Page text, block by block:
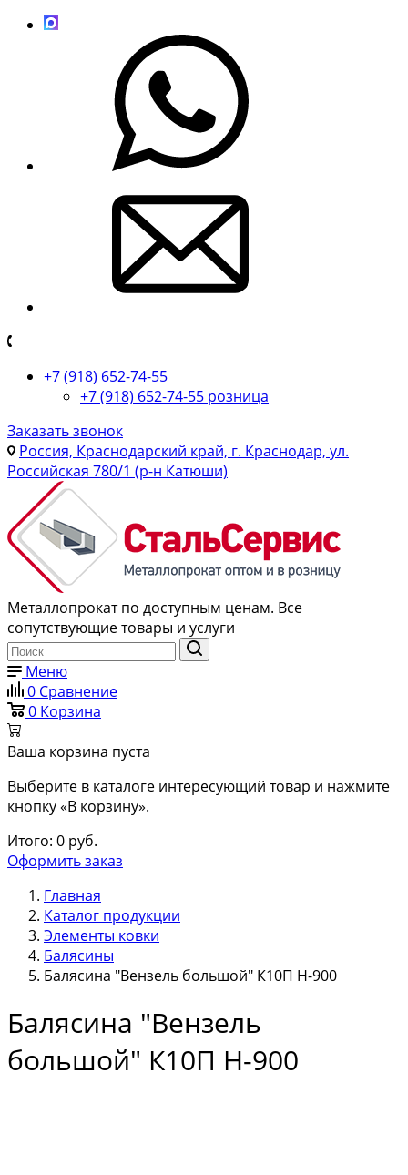
+7 (918) 652-74-55
+7 (918) 652-74-55 розница
Заказать звонок
Россия, Краснодарский край, г. Краснодар, ул.
Российская 780/1 (р-н Катюши)
Металлопрокат по доступным ценам. Все
сопутствующие товары и услуги
Меню
0 Сравнение
0 Корзина
Ваша корзина пуста
Выберите в каталоге интересующий товар и нажмите
кнопку «В корзину».
Итого: 0 руб.
Оформить заказ
Главная
Каталог продукции
Элементы ковки
Балясины
Балясина "Вензель большой" К10П Н-900
Балясина "Вензель
большой" К10П Н-900